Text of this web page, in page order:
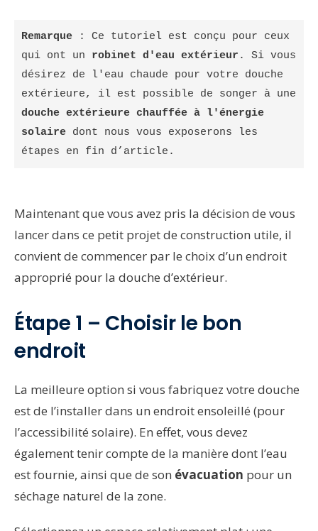
Remarque : Ce tutoriel est conçu pour ceux
qui ont un robinet d'eau extérieur . Si vous
désirez de l'eau chaude pour votre douche
douche extérieure chauffée à l'énergie
solaire dont nous vous exposerons les
étapes en fin d’article.
Maintenant que vous avez pris la décision de vous
lancer dans ce petit projet de construction utile, il
convient de commencer par le choix d’un endroit
approprié pour la douche d’extérieur.
Étape 1 – Choisir le bon
endroit
La meilleure option si vous fabriquez votre douche
est de l’installer dans un endroit ensoleillé (pour
l’accessibilité solaire). En effet, vous devez
également tenir compte de la manière dont l’eau
est fournie, ainsi que de son évacuation pour un
séchage naturel de la zone.